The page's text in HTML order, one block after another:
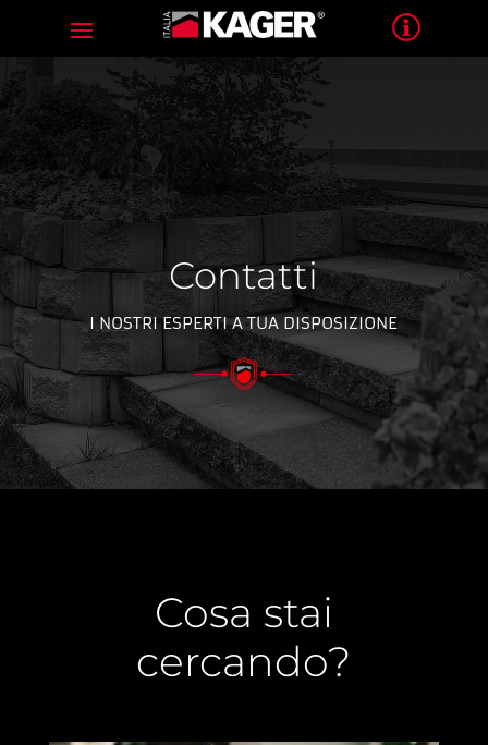
Contatti
I NOSTRI ESPERTI A TUA DISPOSIZIONE
Cosa stai
cercando?